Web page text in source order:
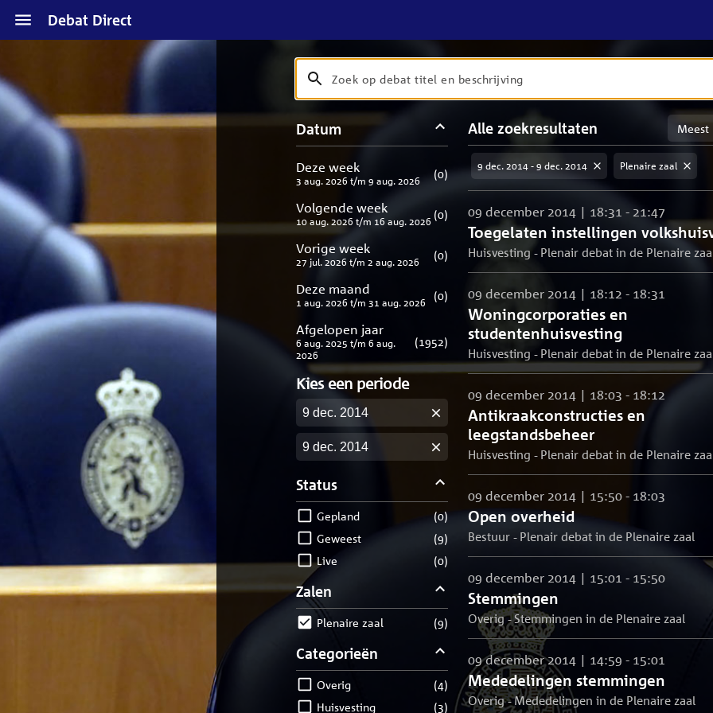
hoofdinhoudDebat Direct
Zoeken
Zoek
op
debat
titel
en
beschrijving
zoekresultaten
Verfijn
uw
resultaten
Datum
Deze week
3 aug. 2026 t/m 9 aug. 2026
(0)
Volgende week
10 aug. 2026 t/m 16 aug. 2026
(0)
Vorige week
27 jul. 2026 t/m 2 aug. 2026
(0)
Deze maand
1 aug. 2026 t/m 31 aug. 2026
(0)
Afgelopen jaar
6 aug. 2025 t/m 6 aug.
2026
(1952)
Kies een periode
Startdatum
Einddatum
Status
gepland (0)
geweest
(9)
live
(0)
Zalen
Plenaire zaal (9)
Categorieën
Overig (4)
Huisvesting
(3)
Alle zoekresultaten
op
meest
9 dec. 2014 - 9 dec. 2014 Plenaire zaal
Toegelaten instellingen
09 december 2014 | 18:31 - 21:47
Huisvesting - Plenair debat in de Plenaire
Woningcorporaties en
studentenhuisvesting
09 december 2014 | 18:12 - 18:31
Huisvesting - Plenair debat in de Plenaire
Antikraakconstructies en
leegstandsbeheer
09 december 2014 | 18:03 - 18:12
Huisvesting - Plenair debat in de Plenaire
Open overheid
09 december 2014 | 15:50 - 18:03
Bestuur - Plenair debat in de Plenaire zaal
Stemmingen
09 december 2014 | 15:01 - 15:50
Overig - Stemmingen in de Plenaire zaal
Mededelingen stemmingen
09 december 2014 | 14:59 - 15:01
Overig - Mededelingen in de Plenaire zaal